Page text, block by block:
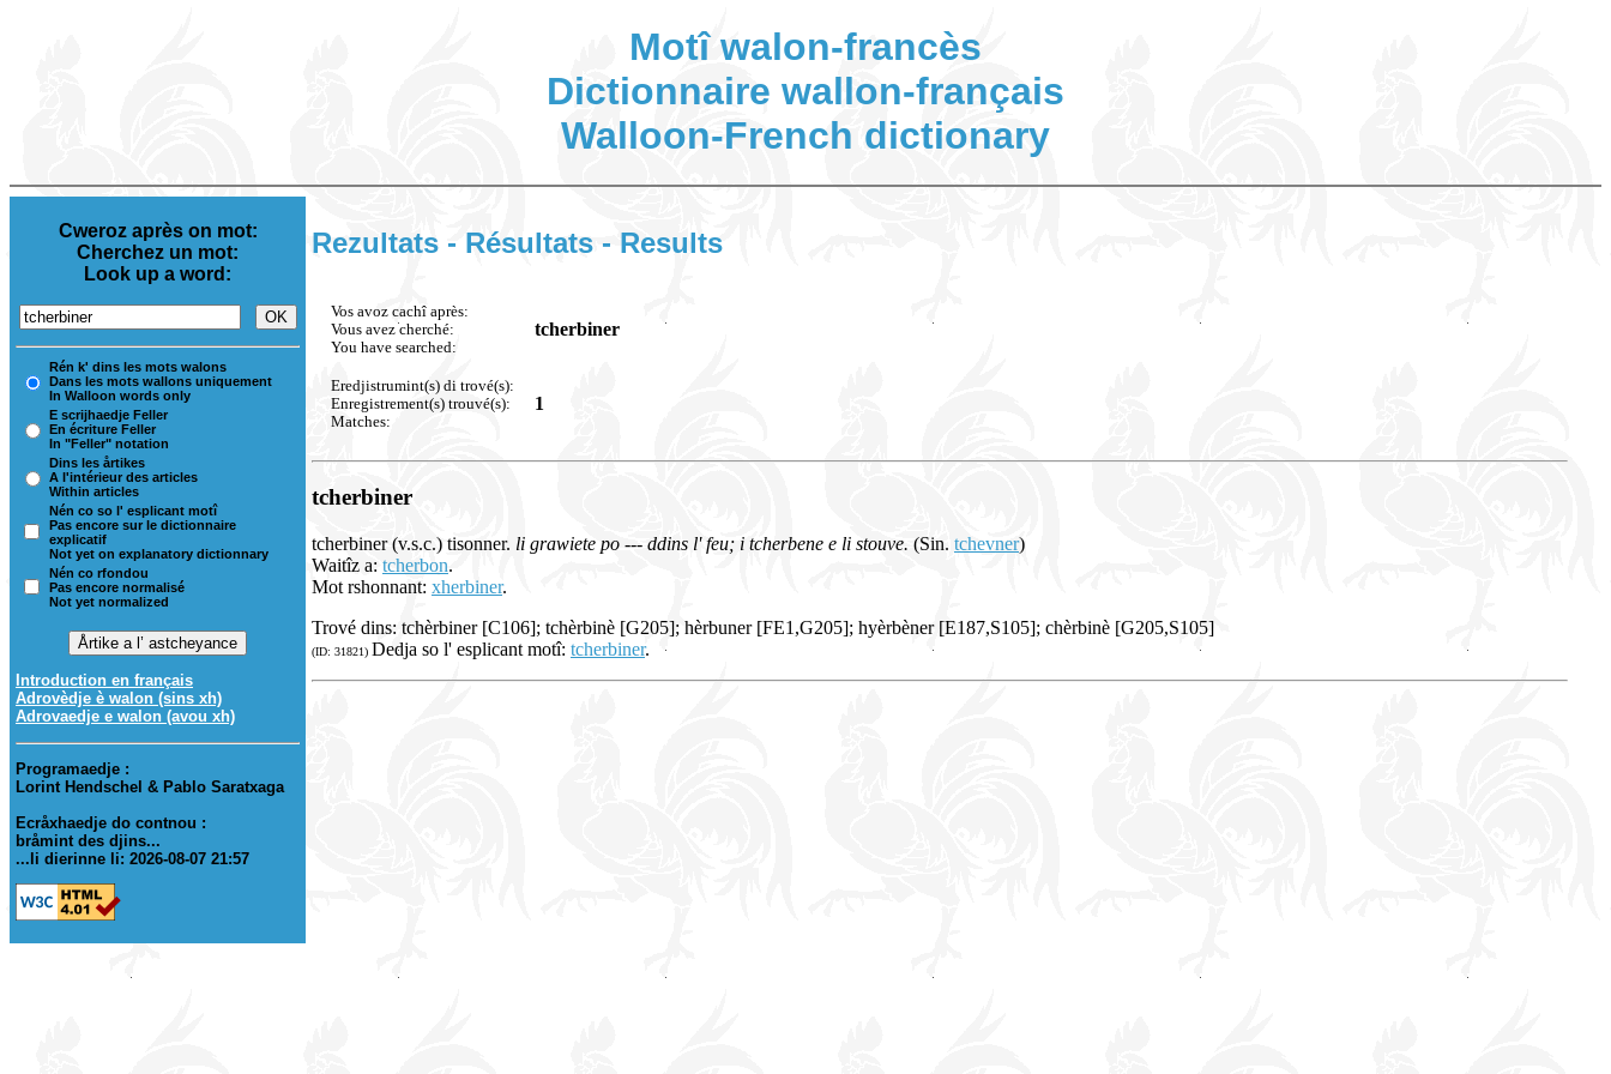
Motî walon-francès
Dictionnaire wallon-français
Walloon-French dictionary
Cweroz après on mot:
Cherchez un mot:
Look up a word:
Rén k' dins les mots walons
Dans les mots wallons uniquement
In Walloon words only
E scrijhaedje Feller
En écriture Feller
In "Feller" notation
Dins les årtikes
A l'intérieur des articles
Within articles
Nén co so l' esplicant motî
Pas encore sur le dictionnaire
explicatif
Not yet on explanatory dictionnary
Nén co rfondou
Pas encore normalisé
Not yet normalized
Introduction en français
Adrovèdje è walon (sins xh)
Adrovaedje e walon (avou xh)
Programaedje :
Lorint Hendschel & Pablo Saratxaga
Ecråxhaedje do contnou :
bråmint des djins...
...li dierinne li: 2026-08-07 21:57
Rezultats - Résultats - Results
Vos avoz cachî après:
Vous avez cherché:
You have searched:
tcherbiner
Eredjistrumint(s) di trové(s):
Enregistrement(s) trouvé(s):
Matches:
1
tcherbiner
tcherbiner (v.s.c.) tisonner. li grawiete po --- ddins l' feu; i tcherbene e li stouve. (Sin. tchevner)
Waitîz a: tcherbon.
Mot rshonnant: xherbiner.
Trové dins: tchèrbiner [C106]; tchèrbinè [G205]; hèrbuner [FE1,G205]; hyèrbèner [E187,S105]; chèrbinè [G205,S105]
(ID: 31821) Dedja so l' esplicant motî: tcherbiner.